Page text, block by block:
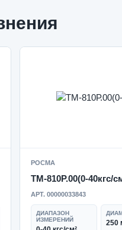
РОСМА
ТМ-810Р.00(0-40кгс/
АРТ. 00000033843
ДИАПАЗОН
ИЗМЕРЕНИЙ
250